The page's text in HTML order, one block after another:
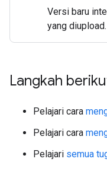
Versi baru
yang diupload.
Langkah
Pelajari cara
Pelajari cara
Pelajari semua